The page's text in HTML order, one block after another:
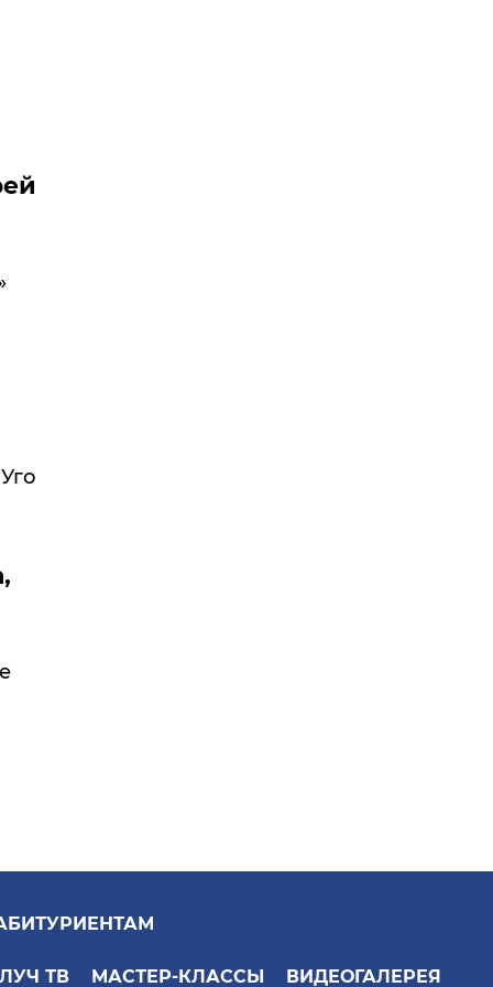
ТВ МАСТЕР-КЛАССЫ ВИДЕОГАЛЕРЕЯ